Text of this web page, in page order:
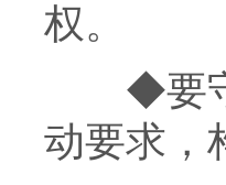
权。
◆要
动要求，